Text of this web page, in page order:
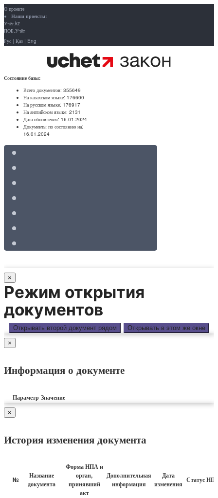
О проекте
Наши проекты:
Учёт.kz
ПОБ.Учёт
Рус | Қаз | Eng
Состояние базы:
Всего документов: 355649
На казахском языке: 176600
На русском языке: 176917
На английском языке: 2131
Дата обновления: 16.01.2024
Документы по состоянию на:
16.01.2024
×
Режим открытия
документов
Открывать второй документ рядом Открывать в этом же окне
×
Информация о документе
Параметр Значение
×
История изменения документа
№
Название
документа
Форма НПА и
орган,
принявший
акт
Дополнительная
информация
Дата
изменения Статус